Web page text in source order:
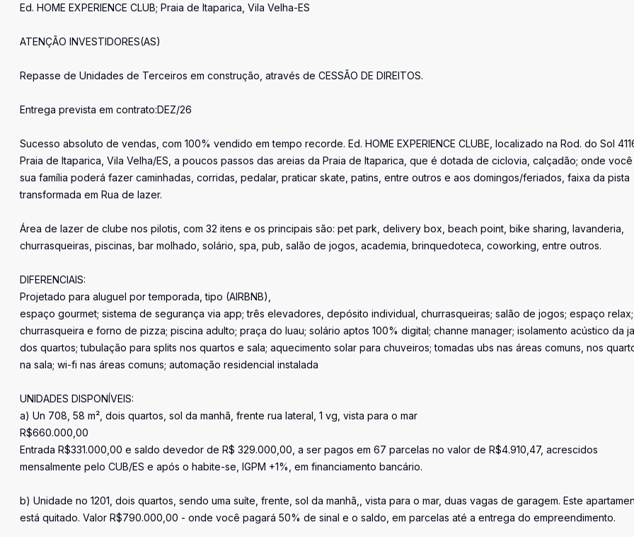
Ed. HOME EXPERIENCE CLUB; Praia de Itaparica, Vila Velha-ES
ATENÇÃO INVESTIDORES(AS)
Repasse de Unidades de Terceiros em construção, através de CESSÃO DE DIREITOS.
Entrega prevista em contrato:DEZ/26
Sucesso absoluto de vendas, com 100% vendido em tempo recorde. Ed. HOME EXPERIENCE CLUBE, localizado na Rod. do Sol
Praia de Itaparica, Vila Velha/ES, a poucos passos das areias da Praia de Itaparica, que é dotada de ciclovia, calçadão; onde
sua família poderá fazer caminhadas, corridas, pedalar, praticar skate, patins, entre outros e aos domingos/feriados, faixa da pista
transformada em Rua de lazer.
Área de lazer de clube nos pilotis, com 32 itens e os principais são: pet park, delivery box, beach point, bike sharing, lavanderia,
churrasqueiras, piscinas, bar molhado, solário, spa, pub, salão de jogos, academia, brinquedoteca, coworking, entre outros.
DIFERENCIAIS:
Projetado para aluguel por temporada, tipo (AIRBNB),
espaço gourmet; sistema de segurança via app; três elevadores, depósito individual, churrasqueiras; salão de jogos; espaço relax;
churrasqueira e forno de pizza; piscina adulto; praça do luau; solário aptos 100% digital; channe manager; isolamento acústico da
dos quartos; tubulação para splits nos quartos e sala; aquecimento solar para chuveiros; tomadas ubs nas áreas comuns, nos
na sala; wi-fi nas áreas comuns; automação residencial instalada
UNIDADES DISPONÍVEIS:
a) Un 708, 58 m², dois quartos, sol da manhã, frente rua lateral, 1 vg, vista para o mar
R$660.000,00
Entrada R$331.000,00 e saldo devedor de R$ 329.000,00, a ser pagos em 67 parcelas no valor de R$4.910,47, acrescidos
mensalmente pelo CUB/ES e após o habite-se, IGPM +1%, em financiamento bancário.
b) Unidade no 1201, dois quartos, sendo uma suíte, frente, sol da manhã,, vista para o mar, duas vagas de garagem. Este
está quitado. Valor R$790.000,00 - onde você pagará 50% de sinal e o saldo, em parcelas até a entrega do empreendimento.